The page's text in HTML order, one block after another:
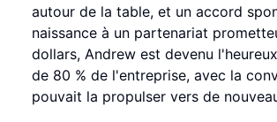
autour de la table, et un accord
naissance à un partenariat
dollars, Andrew est devenu
de 80 % de l'entreprise, avec la
pouvait la propulser vers de